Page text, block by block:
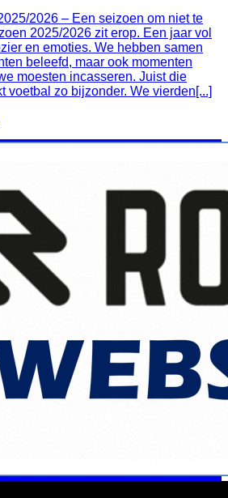
2026 – Een seizoen om niet te
2025/2026 zit erop. Een jaar vol
en emoties. We hebben samen
beleefd, maar ook momenten
moesten incasseren. Juist die
voetbal zo bijzonder. We vierden[...]